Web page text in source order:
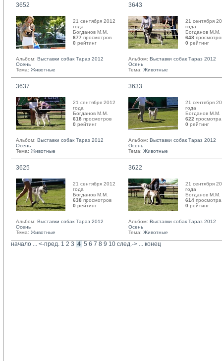
3652
21 сентября 2012
года
Богданов М.М.
677 просмотров
0 рейтинг
Альбом: Выставки собак Тараз 2012
Осень
Тема: Животные
3643
21 сентября
года
Богданов М.М.
648
0 рейтинг
Альбом: Выставки собак Тараз 2012
Осень
Тема: Животные
3637
21 сентября 2012
года
Богданов М.М.
618 просмотров
0 рейтинг
Альбом: Выставки собак Тараз 2012
Осень
Тема: Животные
3633
21 сентября
года
Богданов М.М.
622 просмотра
0 рейтинг
Альбом: Выставки собак Тараз 2012
Осень
Тема: Животные
3625
21 сентября 2012
года
Богданов М.М.
638 просмотров
0 рейтинг
Альбом: Выставки собак Тараз 2012
Осень
Тема: Животные
3622
21 сентября
года
Богданов М.М.
614 просмотра
0 рейтинг
Альбом: Выставки собак Тараз 2012
Осень
Тема: Животные
начало ... <-пред. 1 2 3 4 5 6 7 8 9 10 след.-> ... конец